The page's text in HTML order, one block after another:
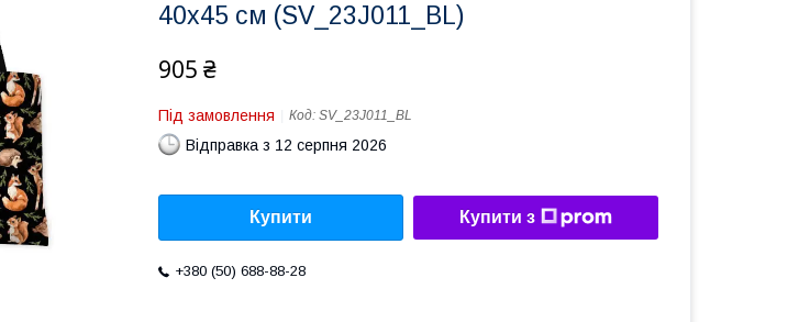
40x45 см (SV_23J011_BL)
905 ₴
Під замовлення Код: SV_23J011_BL
Відправка з 12 серпня 2026
Купити Купити з
+380 (50) 688-88-28